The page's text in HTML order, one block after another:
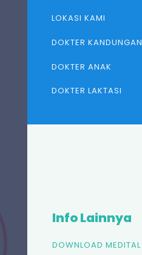
LOKASI KAMI
DOKTER KANDUNGAN
DOKTER ANAK
DOKTER LAKTASI
Info Lainnya
DOWNLOAD MEDITAL